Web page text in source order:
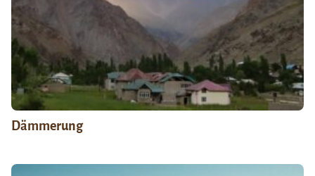
Dämmerung